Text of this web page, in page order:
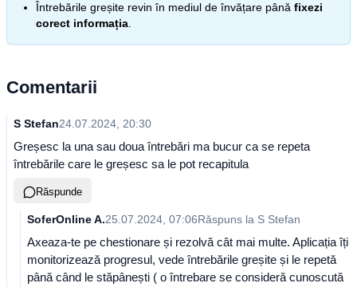
Întrebările greșite revin în mediul de învățare până fixezi
corect informația
Comentarii
S Stefan24.07.2024, 20:30
Greșesc la una sau doua întrebări ma bucur ca se repeta
întrebările care le greșesc sa le pot recapitula
Răspunde
SoferOnline A.25.07.2024, 07:06Răspuns la S Stefan
Axeaza-te pe chestionare și rezolvă cât mai multe. Aplicația îți
monitorizează progresul, vede întrebările greșite și le repetă
până când le stăpânești ( o întrebare se consideră cunoscută